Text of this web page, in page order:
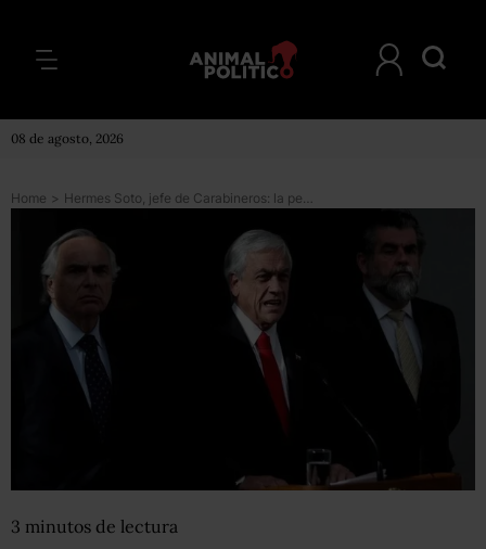
08 de agosto, 2026
Home > Hermes Soto, jefe de Carabineros: la petición del presidente Piñera de que renuncie el jefe de policía de Chile agrava la crisis por la muerte del mapuche Camilo Catrillanca
3 minutos de lectura